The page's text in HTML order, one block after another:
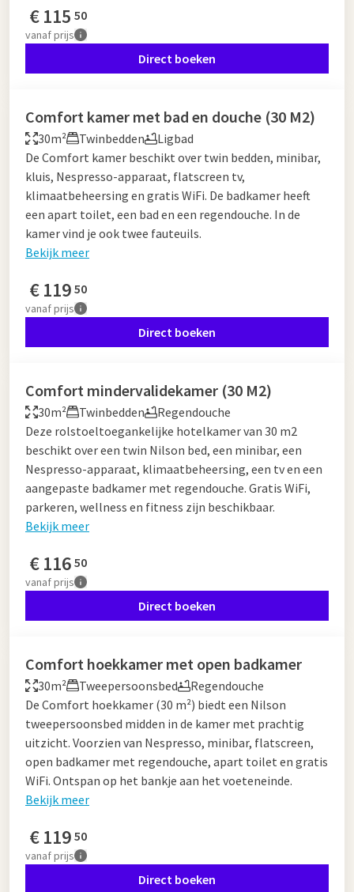
€115 50
vanafprijs
Direct boeken
Comfort kamer met bad en douche (30 M2)
30m² Twinbedden
Ligbad
De Comfort kamer beschikt over twin bedden, minibar,
kluis, Nespresso-apparaat, flatscreen tv,
klimaatbeheersing en gratis WiFi. De badkamer heeft
een apart toilet, een bad en een regendouche. In de
kamer vind je ook twee fauteuils.
Bekijk meer
€119 50
vanafprijs
Direct boeken
Comfort mindervalidekamer (30 M2)
30m² Twinbedden
Regendouche
Deze rolstoeltoegankelijke hotelkamer van 30 m2
beschikt over een twin Nilson bed, een minibar, een
Nespresso-apparaat, klimaatbeheersing, een tv en een
aangepaste badkamer met regendouche. Gratis WiFi,
parkeren, wellness en fitness zijn beschikbaar.
Bekijk meer
€116 50
vanafprijs
Direct boeken
Comfort hoekkamer met open badkamer
30m² Tweepersoonsbed
Regendouche
De Comfort hoekkamer (30 m²) biedt een Nilson
tweepersoonsbed midden in de kamer met prachtig
uitzicht. Voorzien van Nespresso, minibar, flatscreen,
open badkamer met regendouche, apart toilet en gratis
WiFi. Ontspan op het bankje aan het voeteneinde.
Bekijk meer
€119 50
vanafprijs
Direct boeken